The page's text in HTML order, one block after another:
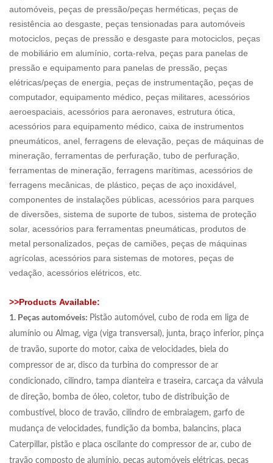
automóveis, peças de pressão/peças herméticas, peças de
resistência ao desgaste, peças tensionadas para automóveis
motociclos, peças de pressão e desgaste para motociclos, peças
de mobiliário em alumínio, corta-relva, peças para panelas de
pressão e equipamento para panelas de pressão, peças
elétricas/peças de energia, peças de instrumentação, peças de
computador, equipamento médico, peças militares, acessórios
aeroespaciais, acessórios para aeronaves, estrutura ótica,
acessórios para equipamento médico, caixa de instrumentos
pneumáticos, anel, ferragens de elevação, peças de máquinas de
mineração, ferramentas de perfuração, tubo de perfuração,
ferramentas de mineração, ferragens marítimas, acessórios de
ferragens mecânicas, de plástico, peças de aço inoxidável,
componentes de instalações públicas, acessórios para parques
de diversões, sistema de suporte de tubos, sistema de proteção
solar, acessórios para ferramentas pneumáticas, produtos de
metal personalizados, peças de camiões, peças de máquinas
agrícolas, acessórios para sistemas de motores, peças de
vedação, acessórios elétricos, etc.
>>Products Available:
1. Peças automóveis: Pistão automóvel, cubo de roda em liga de
alumínio ou Almag, viga (viga transversal), junta, braço inferior, pinça
de travão, suporte do motor, caixa de velocidades, biela do
compressor de ar, disco da turbina do compressor de ar
condicionado, cilindro, tampa dianteira e traseira, carcaça da válvula
de direção, bomba de óleo, coletor, tubo de distribuição de
combustível, bloco de travão, cilindro de embraiagem, garfo de
mudança de velocidades, fundição da bomba, balancins, placa
Caterpillar, pistão e placa oscilante do compressor de ar, cubo de
travão composto de alumínio, peças automóveis elétricas, peças